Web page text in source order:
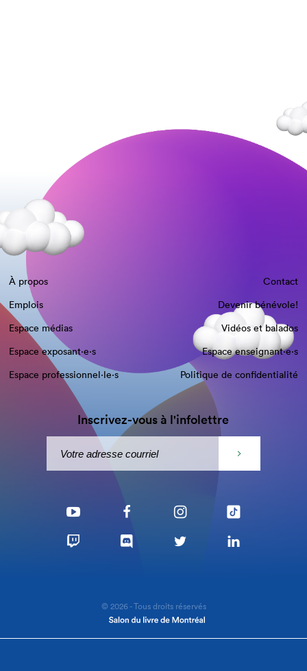
À propos
Contact
Emplois
Devenir bénévole!
Espace médias
Vidéos et balados
Espace exposant·e⋅s
Espace enseignant·e⋅s
Espace professionnel·le⋅s
Politique de confidentialité
Inscrivez-vous à l'infolettre
© 2026 - Tous droits réservés